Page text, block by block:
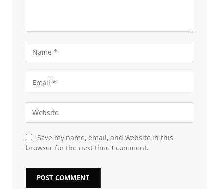
Save my name, email, and website in this
browser for the next time I comment.